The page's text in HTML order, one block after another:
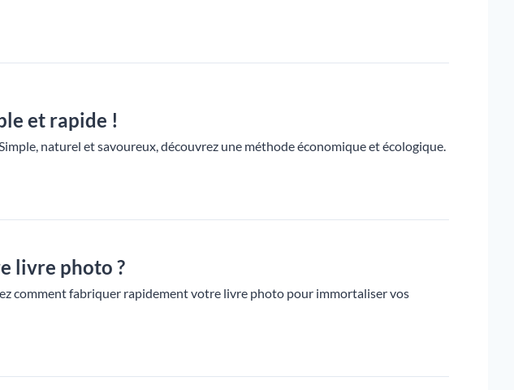
et rapide !
naturel et savoureux, découvrez une méthode économique et écologique.
livre photo ?
comment fabriquer rapidement votre livre photo pour immortaliser vos